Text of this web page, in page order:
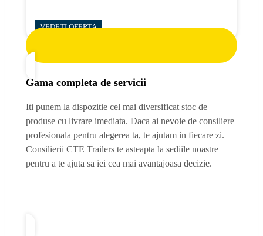
VEDETI OFERTA
Gama completa de servicii
Iti punem la dispozitie cel mai diversificat stoc de
produse cu livrare imediata. Daca ai nevoie de consiliere
profesionala pentru alegerea ta, te ajutam in fiecare zi.
Consilierii CTE Trailers te asteapta la sediile noastre
pentru a te ajuta sa iei cea mai avantajoasa decizie.